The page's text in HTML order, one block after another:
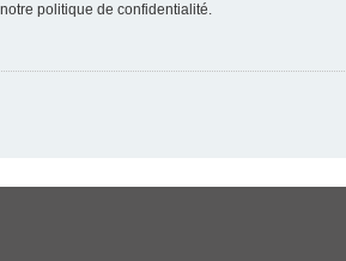
politique de confidentialité.